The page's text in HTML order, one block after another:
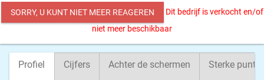
SORRY, U KUNT NIET MEER REAGEREN
Dit bedrijf is verkocht en/of
niet meer beschikbaar
Profiel Cijfers Achter de schermen Sterke